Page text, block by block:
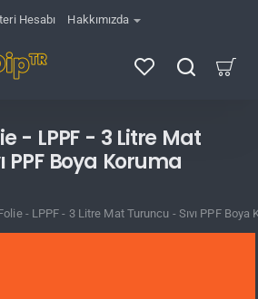
Hesabı Hakkımızda
- LPPF - 3 Litre Mat
PPF Boya Koruma
- LPPF - 3 Litre Mat Turuncu - Sıvı PPF Boya